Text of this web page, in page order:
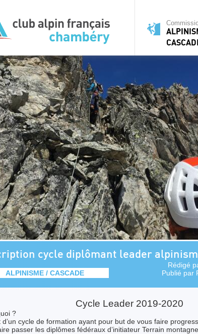
cycle diplômant leader
ALPINISME / CASCADE
Rédigé
Publié par
Cycle Leader 2019-2020
?
d’un cycle de formation ayant pour but de vous faire
passer les diplômes fédéraux d’initiateur Terrain